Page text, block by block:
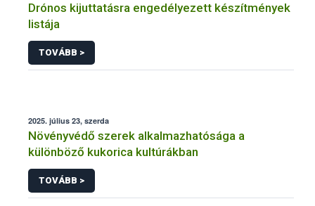
Drónos kijuttatásra engedélyezett készítmények
listája
TOVÁBB >
2025. július 23, szerda
Növényvédő szerek alkalmazhatósága a
különböző kukorica kultúrákban
TOVÁBB >